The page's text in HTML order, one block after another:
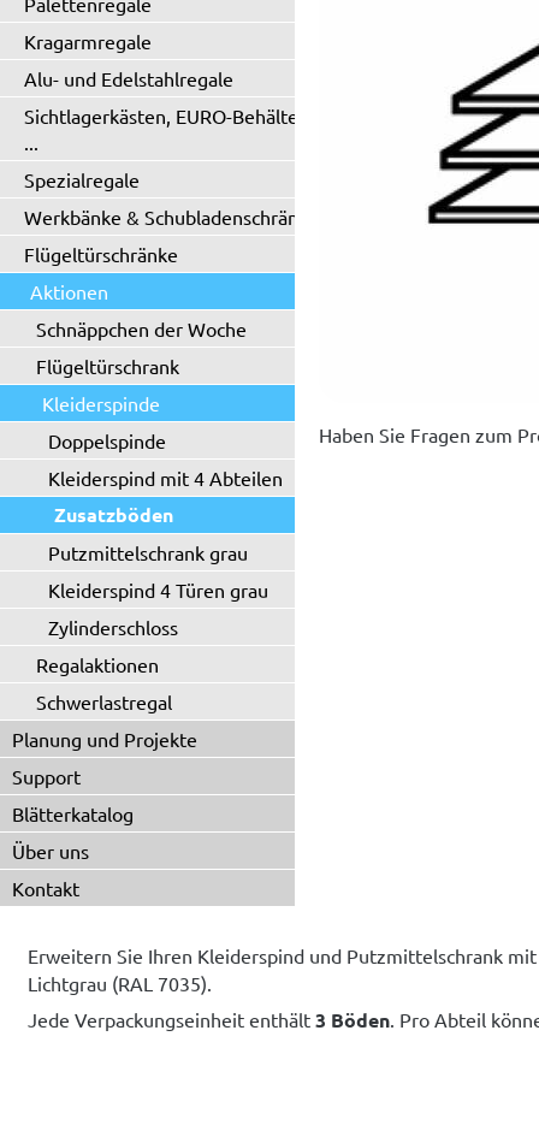
Kragarmregale
Alu- und Edelstahlregale
Sichtlagerkästen, EURO-Behälter
...
Spezialregale
Werkbänke & Schubladenschränke
Flügeltürschränke
Aktionen
Schnäppchen der Woche
Flügeltürschrank
Kleiderspinde
Doppelspinde
Kleiderspind mit 4 Abteilen
Zusatzböden
Putzmittelschrank grau
Kleiderspind 4 Türen grau
Zylinderschloss
Regalaktionen
Schwerlastregal
Planung und Projekte
Support
Blätterkatalog
Über uns
Kontakt
Haben Sie Fragen zum
Erweitern Sie Ihren Kleiderspind und Putzmittelschrank
Lichtgrau (RAL 7035).
Jede Verpackungseinheit enthält 3 Böden. Pro Abteil